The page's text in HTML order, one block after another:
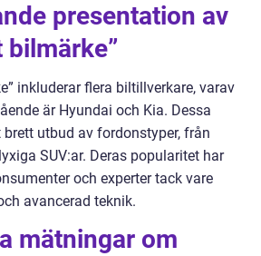
presentation av
bilmärke”
inkluderar flera biltillverkare, varav
är Hyundai och Kia. Dessa
utbud av fordonstyper, från
SUV:ar. Deras popularitet har
och experter tack vare
avancerad teknik.
mätningar om